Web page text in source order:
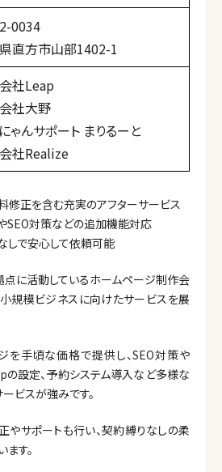
0034
直方市山部1402-1
社Leap
社大野
ゃんサポート まりるーと
社Realize
修正を含む充実のアフターサービス
SEO対策などの追加機能対応
しで安心して依頼可能
点に活動しているホームページ制作会
規模ビジネスに向けたサービスを展
を手頃な価格で提供し、SEO対策や
の設定、予約システム導入など多様な
ビスが強みです。
やサポートも行い、契約縛りなしの柔
す。